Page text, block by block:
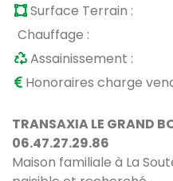
Surface Terrain :
Chauffage :
Assainissement :
Honoraires charge
TRANSAXIA LE GRAND
06.47.27.29.86
Maison familiale à La